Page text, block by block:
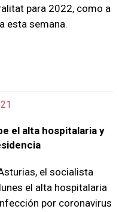
para 2022, como a
esta semana.
el alta hospitalaria y
el socialista
el alta hospitalaria
por coronavirus